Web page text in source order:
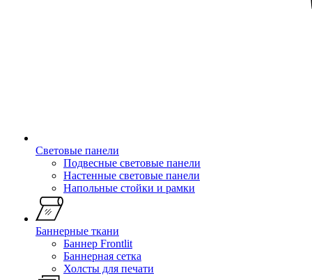
Световые панели
Подвесные световые панели
Настенные световые панели
Напольные стойки и рамки
Баннерные ткани
Баннер Frontlit
Баннерная сетка
Холсты для печати